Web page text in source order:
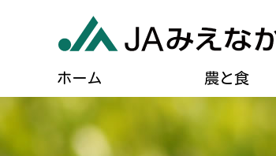
ホーム
農と食
肥料・農薬などの購入
貯める・借りる（JAバンク）
住宅設備のご相談
組合長あいさつ